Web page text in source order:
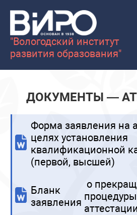
"Вологодский институт
развития образования"
ДОКУМЕНТЫ —
Форма заявления на
целях установления
квалификационной
(первой, высшей)
Бланк
заявления
о
процедуры